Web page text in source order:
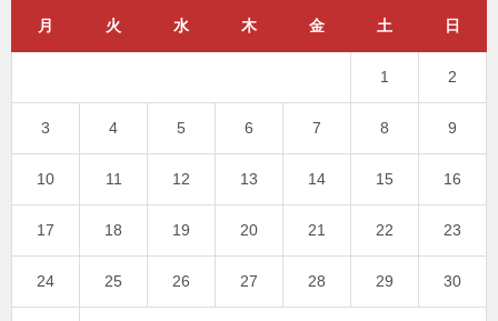
月 火 水 木 金 土 日
1 2
3 4 5 6 7 8 9
10 11 12 13 14 15 16
17 18 19 20 21 22 23
24 25 26 27 28 29 30